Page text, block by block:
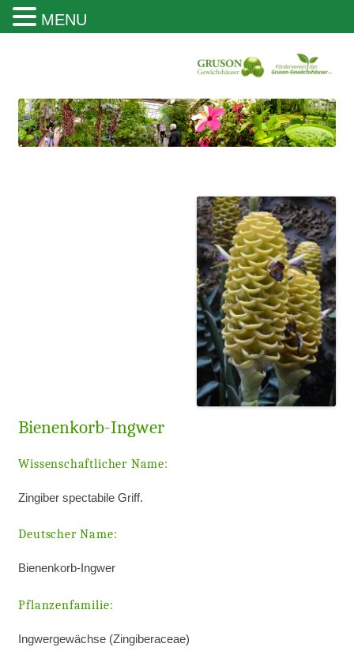
Gruson Gewächshäuser Magdeburg
Bienenkorb-Ingwer
Wissenschaftlicher Name:
Zingiber spectabile Griff.
Deutscher Name:
Bienenkorb-Ingwer
Pflanzenfamilie:
Ingwergewächse (Zingiberaceae)
MENU